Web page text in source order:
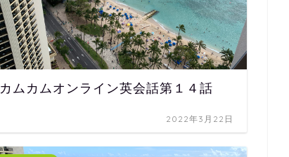
カムカムオンライン英会話第１４話
2022年3月22日